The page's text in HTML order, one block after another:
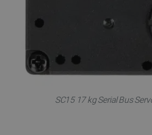
SC15 17 kg Serial Bus